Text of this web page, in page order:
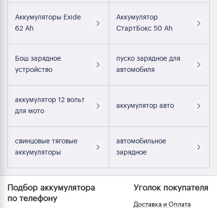
Аккумуляторы Exide
62 Ah
Аккумулятор
СтартБокс 50 Ah
Бош зарядное
устройство
пуско зарядное для
автомобиля
аккумулятор 12 вольт
для мото
аккумулятор авто
свинцовые тяговые
аккумуляторы
автомобильное
зарядное
Подбор аккумулятора
по телефону
Уголок покупателя
Доставка и Оплата